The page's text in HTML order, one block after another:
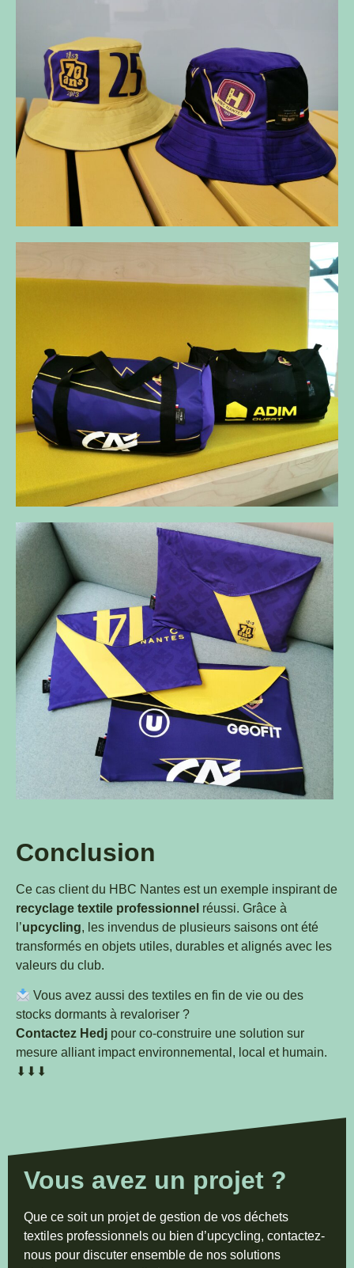
Conclusion
Ce cas client du HBC Nantes est un exemple inspirant de
recyclage textile professionnel réussi. Grâce à
l’upcycling, les invendus de plusieurs saisons ont été
transformés en objets utiles, durables et alignés avec les
valeurs du club.
Vous avez aussi des textiles en fin de vie ou des
stocks dormants à revaloriser ?
Contactez Hedj pour co-construire une solution sur
mesure alliant impact environnemental, local et humain.
⬇⬇⬇
Vous avez un projet ?
Que ce soit un projet de gestion de vos déchets
textiles professionnels ou bien d’upcycling, contactez-
nous pour discuter ensemble de nos solutions